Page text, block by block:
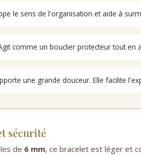
le sens de l'organisation et aide à
comme un bouclier protecteur tout en
une grande douceur. Elle facilite
sécurité
de 6 mm, ce bracelet est léger et